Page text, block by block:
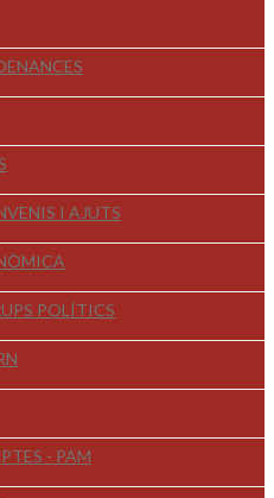
I AJUTS
POLÍTICS
- PAM